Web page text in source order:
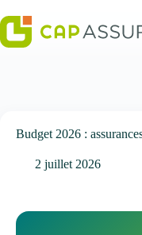
au
contenu
Budget 2026 :
2 juillet 2026